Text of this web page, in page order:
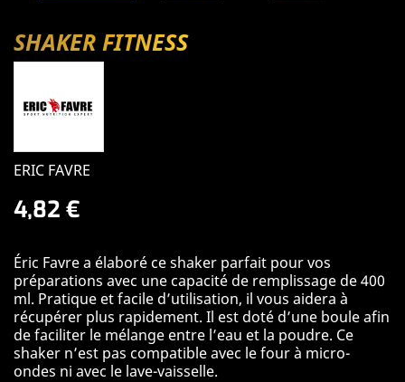
SHAKER FITNESS
ERIC FAVRE
4,82 €
Éric Favre a élaboré ce shaker parfait pour vos
préparations avec une capacité de remplissage de 400
ml. Pratique et facile d’utilisation, il vous aidera à
récupérer plus rapidement. Il est doté d’une boule afin
de faciliter le mélange entre l’eau et la poudre. Ce
shaker n’est pas compatible avec le four à micro-
ondes ni avec le lave-vaisselle.